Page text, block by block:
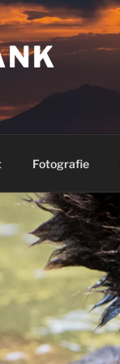
Fotografie